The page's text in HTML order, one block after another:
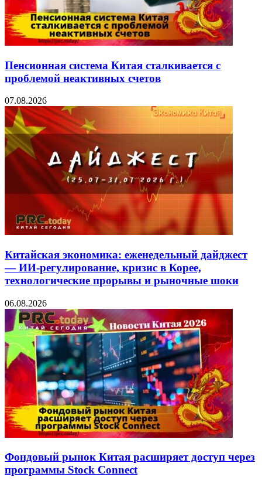
Пенсионная система Китая сталкивается с
проблемой неактивных счетов
07.08.2026
Китайская экономика: еженедельный дайджест
— ИИ-регулирование, кризис в Корее,
технологические прорывы и рыночные шоки
06.08.2026
Фондовый рынок Китая расширяет доступ через
программы Stock Connect